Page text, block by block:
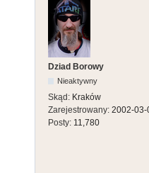
Dziad Borowy
Nieaktywny
Skąd: Kraków
Zarejestrowany: 2002-03-
Posty: 11,780